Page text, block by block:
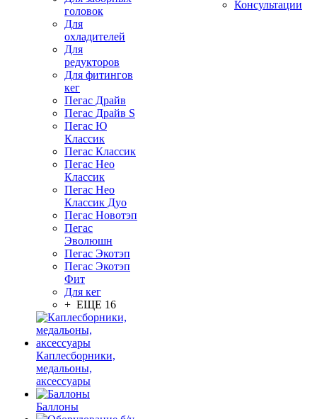
головок
Для
охладителей
Для
редукторов
Для фитингов
кег
Пегас Драйв
Пегас Драйв S
Пегас Ю
Классик
Пегас Классик
Пегас Нео
Классик
Пегас Нео
Классик Дуо
Пегас Новотэп
Пегас
Эволюшн
Пегас Экотэп
Пегас Экотэп
Фит
Для кег
+ ЕЩЕ 16
Каплесборники,
медальоны,
аксессуары
Баллоны
Консультации